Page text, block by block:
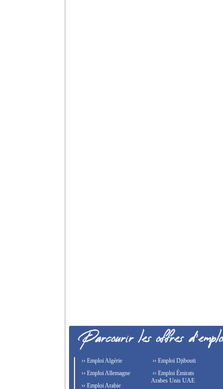
›› Emploi Algérie
›› Emploi Allemagne
›› Emploi Arabie
›› Emploi Djibouti
›› Emploi Émirats
Arabes Unis UAE